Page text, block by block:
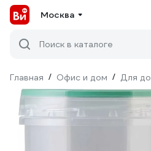
Москва
Поиск в каталоге
Главная / Офис и дом / Для